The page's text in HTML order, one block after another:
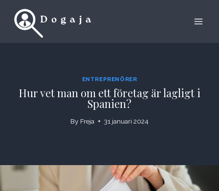
ENTREPRENÖRER
Hur vet man om ett företag är lagligt i
Spanien?
By Freja 31 januari 2024